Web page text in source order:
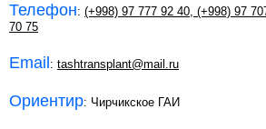
Телефон: (+998) 97 777 92 40, (+998) 97
70 75
Email: tashtransplant@mail.ru
Ориентир: Чирчикское ГАИ